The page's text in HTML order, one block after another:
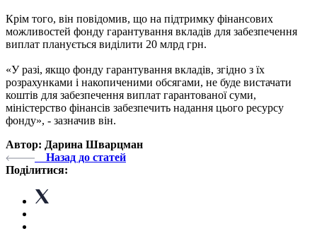
Крім того, він повідомив, що на підтримку фінансових
можливостей фонду гарантування вкладів для забезпечення
виплат планується виділити 20 млрд грн.
«У разі, якщо фонду гарантування вкладів, згідно з їх
розрахунками і накопиченими обсягами, не буде вистачати
коштів для забезпечення виплат гарантованої суми,
міністерство фінансів забезпечить надання цього ресурсу
фонду», - зазначив він.
Автор: Дарина Шварцман
Назад до статей
Поділитися: